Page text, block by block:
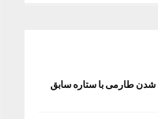
شدن طارمی با ستاره سابق